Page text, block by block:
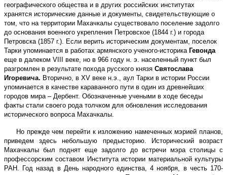
географического общества и в других российских институтах
хранятся исторические данные и документы, свидетельствующие о
том, что на территории Махачкалы существовало поселение задолго
до основания военного укрепления Петровское (1844 г.) и города
Петровска (1857 г.). Если верить историческим документам, поселок
Тарки упоминается в работах армянского ученого-историка Гевонда
еще в далеком VIII веке, но в 966 году н. э. населенный пункт был
разгромлен в результате похода русского князя Святослава
Игоревича. Вторично, в XV веке н.э., аул Тарки в истории России
упоминается в качестве караванного пути в один из древнейших
городов мира – Дербент. Обозначенные учеными в ходе беседы
факты стали своего рода толчком для обновления исследования
исторического вопроса Махачкалы.
Но прежде чем перейти к изложению намеченных мэрией планов,
приведем здесь небольшую предысторию. Исторический возраст
Махачкалы был поднят еще задолго до встречи мэра столицы с
профессорским составом Института истории материальной культуры
РАН. Год назад в День народного единства, 4 ноября, в честь 170-